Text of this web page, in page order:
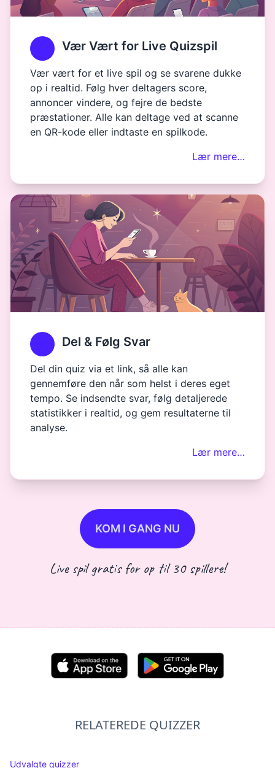
Vær Vært for Live Quizspil
Vær vært for et live spil og se svarene dukke
op i realtid. Følg hver deltagers score,
annoncer vindere, og fejre de bedste
præstationer. Alle kan deltage ved at scanne
en QR-kode eller indtaste en spilkode.
Lær mere…
Del & Følg Svar
Del din quiz via et link, så alle kan
gennemføre den når som helst i deres eget
tempo. Se indsendte svar, følg detaljerede
statistikker i realtid, og gem resultaterne til
analyse.
Lær mere…
KOM I GANG NU
Live spil gratis for op til 30 spillere!
RELATEREDE QUIZZER
Udvalgte quizzer